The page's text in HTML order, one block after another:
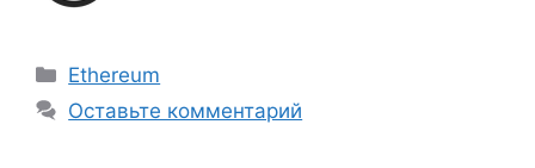
Рубрики
Ethereum
Оставьте комментарий